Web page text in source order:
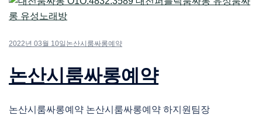
2022년 03월 10일 논산시룸싸롱예약
논산시룸싸롱예약
논산시룸싸롱예약 논산시룸싸롱예약 하지원팀장